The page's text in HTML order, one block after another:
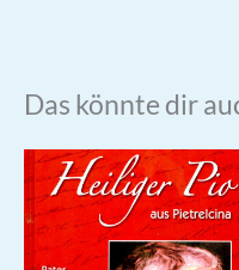
Das könnte dir